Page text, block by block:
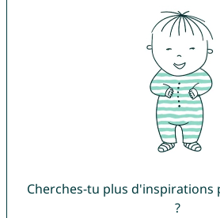
Cherches-tu plus d'inspirations
?